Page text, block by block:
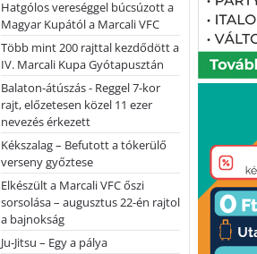
Hatgólos vereséggel búcsúzott a
Magyar Kupától a Marcali VFC
Több mint 200 rajttal kezdődött a
IV. Marcali Kupa Gyótapusztán
Balaton-átúszás - Reggel 7-kor
rajt, előzetesen közel 11 ezer
nevezés érkezett
Kékszalag – Befutott a tókerülő
verseny győztese
Elkészült a Marcali VFC őszi
sorsolása – augusztus 22-én rajtol
a bajnokság
Ju-Jitsu – Egy a pálya